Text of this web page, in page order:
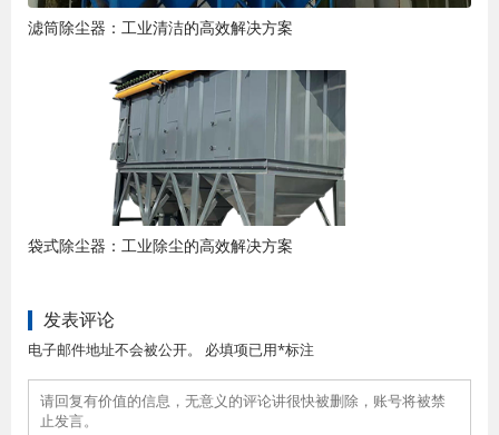
滤筒除尘器：工业清洁的高效解决方案
袋式除尘器：工业除尘的高效解决方案
发表评论
电子邮件地址不会被公开。 必填项已用*标注